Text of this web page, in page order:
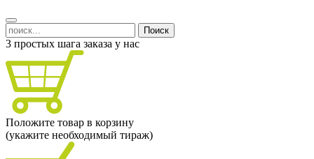
Поиск
3 простых шага заказа у нас
Положите товар в корзину
(укажите необходимый тираж)